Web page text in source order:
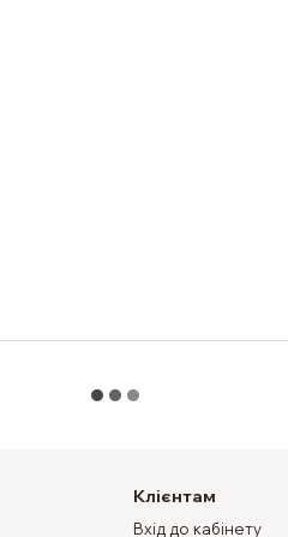
Клієнтам
Вхід до кабінету